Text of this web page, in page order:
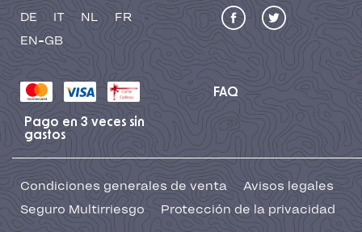
DE IT NL
FR
EN-GB
FAQ
Pago en 3 veces sin
gastos
Condiciones generales de venta
Avisos legales
Seguro Multirriesgo
Protección de la privacidad